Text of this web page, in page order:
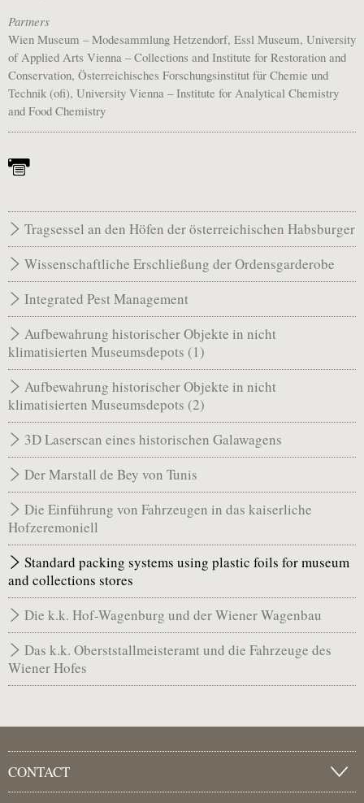
Partners
Wien Museum – Modesammlung Hetzendorf, Essl Museum, University
of Applied Arts Vienna – Collections and Institute for Restoration and
Conservation, Österreichisches Forschungsinstitut für Chemie und
Technik (ofi), University Vienna – Institute for Analytical Chemistry
and Food Chemistry
Tragsessel an den Höfen der österreichischen Habsburger
Wissenschaftliche Erschließung der Ordensgarderobe
Integrated Pest Management
Aufbewahrung historischer Objekte in nicht
klimatisierten Museumsdepots (1)
Aufbewahrung historischer Objekte in nicht
klimatisierten Museumsdepots (2)
3D Laserscan eines historischen Galawagens
Der Marstall de Bey von Tunis
Die Einführung von Fahrzeugen in das kaiserliche
Hofzeremoniell
Standard packing systems using plastic foils for museum
and collections stores
Die k.k. Hof-Wagenburg und der Wiener Wagenbau
Das k.k. Oberststallmeisteramt und die Fahrzeuge des
Wiener Hofes
CONTACT